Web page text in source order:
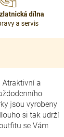
dílna
a servis
Atraktivní a
jsou vyrobeny
si tak udrží
se Vám